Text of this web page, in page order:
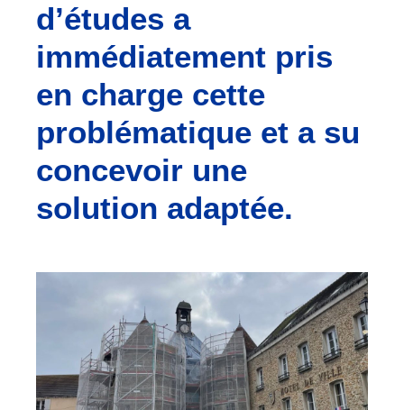
d’études a
immédiatement pris
en charge cette
problématique et a su
concevoir une
solution adaptée.